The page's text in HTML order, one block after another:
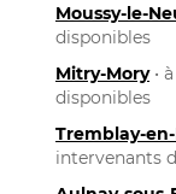
Moussy-le-
disponibles
Mitry-Mory•
disponibles
Tremblay-
intervenants